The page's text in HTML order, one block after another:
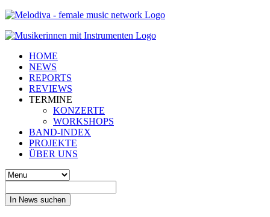
HOME
NEWS
REPORTS
REVIEWS
TERMINE
KONZERTE
WORKSHOPS
BAND-INDEX
PROJEKTE
ÜBER UNS
In News suchen